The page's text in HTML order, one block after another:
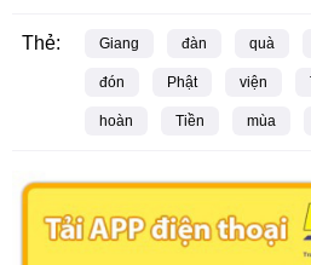
Thẻ: Giang đàn quà
đón Phật viện
hoàn Tiền mùa